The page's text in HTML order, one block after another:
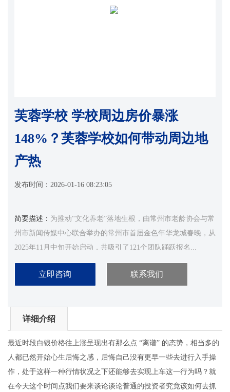
芙蓉学校 学校周边房价暴涨
148%？芙蓉学校如何带动周边地
产热
发布时间： 2026-01-16 08:23:05
简要描述： 为推动“文化养老”落地生根，由常州市老龄协会与常
州市新闻传媒中心联合举办的常州市首届金色年华龙城春晚，从
2025年11月中旬开始启动，共吸引了121个团队踊跃报名...
立即咨询 联系我们
详细介绍
最近时段白银价格往上涨呈现出有那么点 “离谱” 的态势，相当多的
人都已然开始心生后悔之感，后悔自己没有更早一些去进行入手操
作，处于这样一种行情状况之下还能够去实现上车这一行为吗？就
在今天这个时间点我们要来谈论谈论普通的投资者究竟该如何去抓